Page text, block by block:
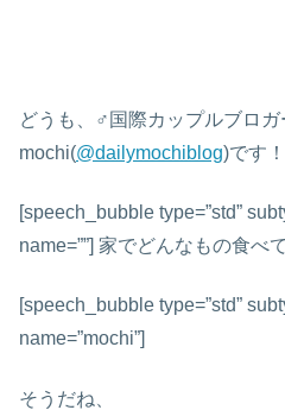
どうも、♂国際カップルブロガ
mochi(@dailymochiblog)です！
[speech_bubble type=”std”
name=””] 家でどんなもの食べ
[speech_bubble type=”std”
name=”mochi”]
そうだね、